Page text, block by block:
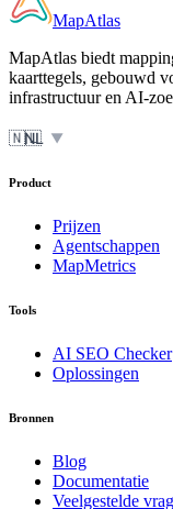
MapAtlas
MapAtlas biedt
kaarttegels, gebouwd
infrastructuur en AI-
🇳🇱
NL ▼
Product
Prijzen
Agentschappen
MapMetrics
Tools
AI SEO Checker
Oplossingen
Bronnen
Blog
Documentatie
Veelgestelde